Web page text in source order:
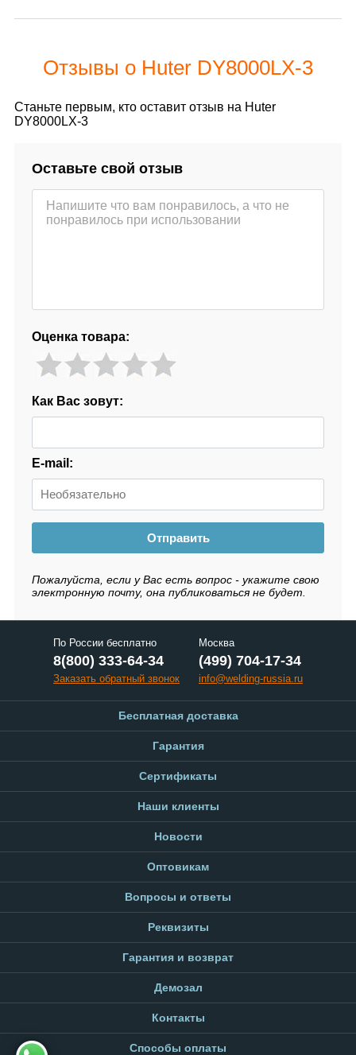
Отзывы о Huter DY8000LX-3
Станьте первым, кто оставит отзыв на Huter
DY8000LX-3
Оставьте свой отзыв
Оценка товара:
Как Вас зовут:
E-mail:
Отправить
Пожалуйста, если у Вас есть вопрос - укажите свою
электронную почту, она публиковаться не будет.
По России бесплатно
8(800) 333-64-34
Заказать обратный звонок
Москва
(499) 704-17-34
info@welding-russia.ru
Бесплатная доставка
Гарантия
Сертификаты
Наши клиенты
Новости
Оптовикам
Вопросы и ответы
Реквизиты
Гарантия и возврат
Демозал
Контакты
Способы оплаты